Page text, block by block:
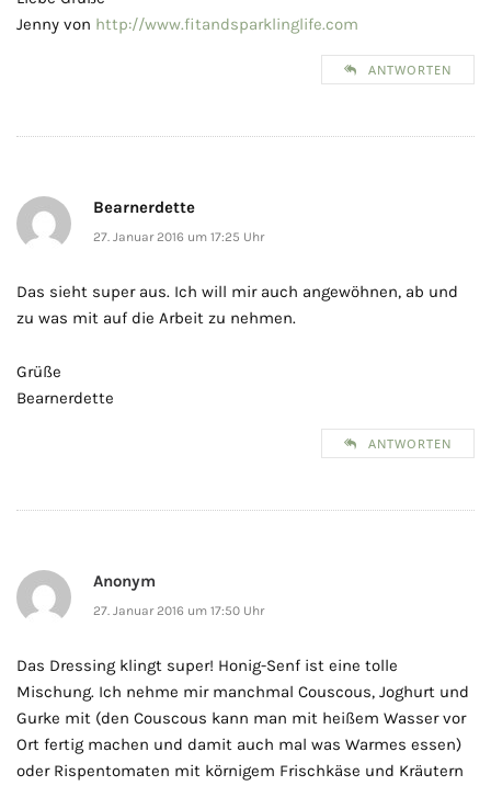
Jenny von http://www.fitandsparklinglife.com
ANTWORTEN
Bearnerdette
27. Januar 2016 um 17:25 Uhr
Das sieht super aus. Ich will mir auch angewöhnen, ab und
zu was mit auf die Arbeit zu nehmen.
Grüße
Bearnerdette
ANTWORTEN
Anonym
27. Januar 2016 um 17:50 Uhr
Das Dressing klingt super! Honig-Senf ist eine tolle
Mischung. Ich nehme mir manchmal Couscous, Joghurt und
Gurke mit (den Couscous kann man mit heißem Wasser vor
Ort fertig machen und damit auch mal was Warmes essen)
oder Rispentomaten mit körnigem Frischkäse und Kräutern